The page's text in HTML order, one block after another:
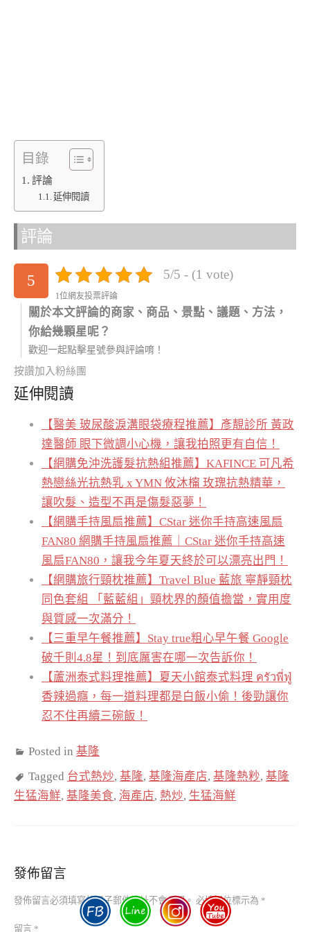
目錄
評論
延伸閱讀
評論
5 5/5 - (1 vote)
1位網友投票評論
關於本文評論的商家、商品、景點、議題、方法，
你給幾顆星呢？
歡迎一起點擊星號參與評論唷！
按讚加入粉絲團
延伸閱讀
【醫美 玻尿酸淚溝眼袋療程推薦】彥靚診所 黃政
達醫師 眼下微調小心機，讓我拍照更有自信！
【網購免沖洗護髮抗熱組推薦】KAFINCE 可凡希
熱戀絲光抗熱乳 x YMN 攸沐橣 玫瑰抗熱精華，
讓吹髮、造型不再是傷髮惡夢！
【網購手持風扇推薦】CStar 迷你手持高速風扇
FAN80 網購手持風扇推薦｜CStar 迷你手持高速
風扇FAN80，讓我今年夏天終於可以漂亮出門！
【網購旅行頸枕推薦】Travel Blue 藍旅 寧靜頸枕
同色套組 「藍藍組」頸枕界的顏值擔當，實用度
與質感一次滿分！
【三重早午餐推薦】Stay true粗心早午餐 Google
破千則4.8星！到底厲害在哪一次告訴你！
【蘆洲泰式料理推薦】夏天小館泰式料理 ครัวพี่ฟู่
香辣過癮，每一道料理都是白飯小偷！後勁讓你
忍不住再續三碗飯！
Posted in 基隆
Tagged 台式熱炒, 基隆, 基隆海產店, 基隆熱粆, 基隆
生猛海鮮, 基隆美食, 海產店, 熱炒, 生猛海鮮
發佈留言
發佈留言必須填寫的電子郵件地址不會公開。 必填欄位標示為 *
留言 *